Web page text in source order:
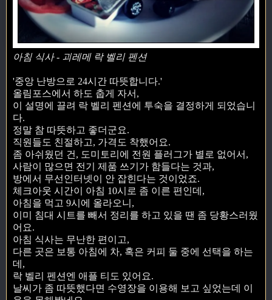
아침 식사 - 괴레메 락 벨리 펜션
'중앙 난방으로 24시간 따뜻합니다.'
올림포스에서 하도 춥게 자서,
이 설명에 끌려 락 벨리 펜션에 투숙을 결정하게 되었습니
다.
정말 참 따뜻하고 좋더군요.
직원들도 친절하고, 가격도 착했어요.
좀 아쉬웠던 건, 도미토리에 전원 플러그가 별로 없어서,
사람이 많으면 전기 제품 쓰기가 함들다는 것과,
방에서 무선인터넷이 안 잡힌다는 것이었죠.
체크아웃 시간이 아침 10시로 좀 이른 편인데,
아침을 먹고 9시에 올라오니,
이미 침대 시트를 빼서 정리를 하고 있을 땐 좀 당황스러웠
어요.
아침 식사는 무난한 편이고,
다른 곳은 보통 아침에 차, 혹은 커피 둘 중에 선택을 하는
데,
락 벨리 펜션엔 애플 티도 있어요.
날씨가 좀 따뜻했다면 수영장을 이용해 보고 싶었는데 이